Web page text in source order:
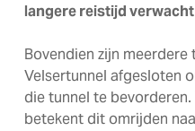
langere reistijd
Bovendien zijn
Velsertunnel afgesloten
die tunnel te
betekent dit omrijden